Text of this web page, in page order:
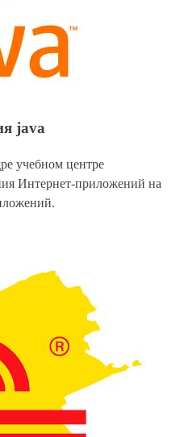
java
учебном центре
Интернет-приложений на